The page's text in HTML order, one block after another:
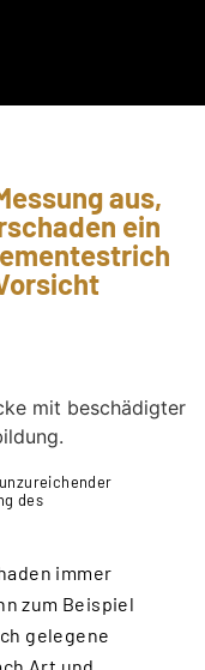
aus,
ein
immer
zum Beispiel
gelegene
Art und
des